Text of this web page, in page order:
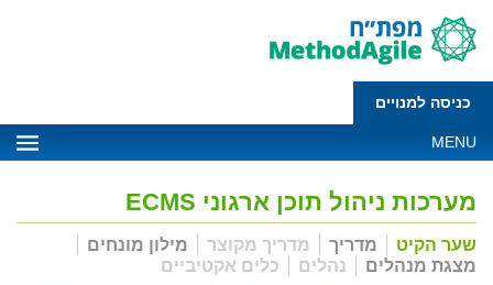
כניסה למנויים
MENU
מערכות ניהול תוכן ארגוני ECMS
שער הקיט מדריך מדריך מקוצר
מילון מונחים
מצגת מנהלים
נהלים כלים אקטיביים